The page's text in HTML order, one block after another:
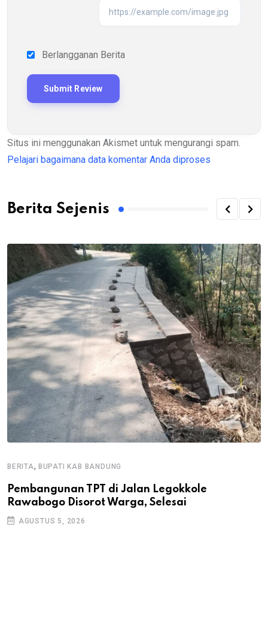
Berlangganan Berita
Situs ini menggunakan Akismet untuk mengurangi spam.
Pelajari bagaimana data komentar Anda diproses
Berita Sejenis
BERITA, BUPATI KAB BANDUNG
Pembangunan TPT di Jalan Legokkole
Rawabogo Disorot Warga, Selesai
AGUSTUS 5, 2026